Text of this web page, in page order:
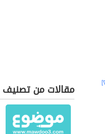
مقالات من تصنيف